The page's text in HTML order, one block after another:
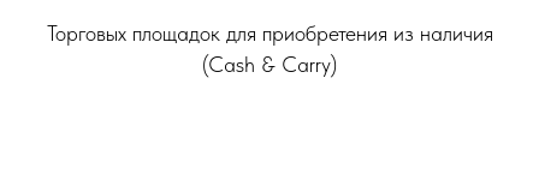
Торговых площадок для приобретения из наличия
(Cash & Carry)